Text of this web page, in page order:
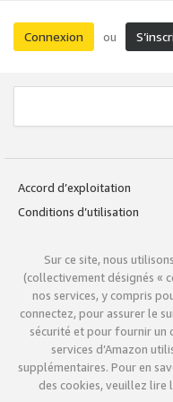
Connexion ou
Accord d’exploitation
Conditions d’utilisation
Sur ce site, nous
(collectivement désignés «
nos services, y compris
connectez, pour assurer le
sécurité et pour fournir un
services d’Amazon
supplémentaires. Pour en
des cookies, veuillez lire